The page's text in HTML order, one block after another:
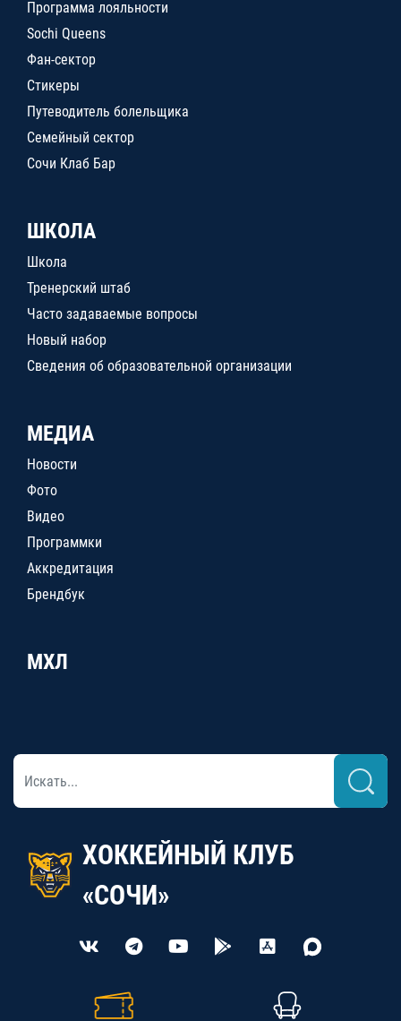
Программа лояльности
Sochi Queens
Фан-сектор
Стикеры
Путеводитель болельщика
Семейный сектор
Сочи Клаб Бар
ШКОЛА
Школа
Тренерский штаб
Часто задаваемые вопросы
Новый набор
Сведения об образовательной организации
МЕДИА
Новости
Фото
Видео
Программки
Аккредитация
Брендбук
МХЛ
ХОККЕЙНЫЙ КЛУБ
«СОЧИ»